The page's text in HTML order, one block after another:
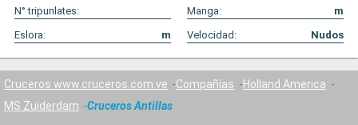
N° tripunlates:
Manga:
m
Eslora:
m Velocidad: Nudos
Cruceros www.cruceros.com.ve Compañías
Holland America
MS Zuiderdam
Cruceros Antillas